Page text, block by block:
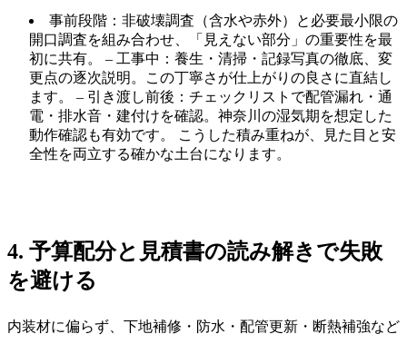
事前段階：非破壊調査（含水や赤外）と必要最小限の
開口調査を組み合わせ、「見えない部分」の重要性を最
初に共有。 – 工事中：養生・清掃・記録写真の徹底、変
更点の逐次説明。この丁寧さが仕上がりの良さに直結し
ます。 – 引き渡し前後：チェックリストで配管漏れ・通
電・排水音・建付けを確認。神奈川の湿気期を想定した
動作確認も有効です。 こうした積み重ねが、見た目と安
全性を両立する確かな土台になります。
4. 予算配分と見積書の読み解きで失敗
を避ける
内装材に偏らず、下地補修・防水・配管更新・断熱補強など